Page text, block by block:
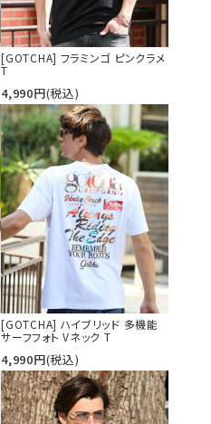
[GOTCHA] フラミンゴ ピンクラメ
T
4,990円(税込)
[GOTCHA] ハイブリッド 多機能
サーフフォト Vネック T
4,990円(税込)